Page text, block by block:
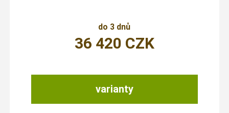
do 3 dnů
varianty
36 420 CZK